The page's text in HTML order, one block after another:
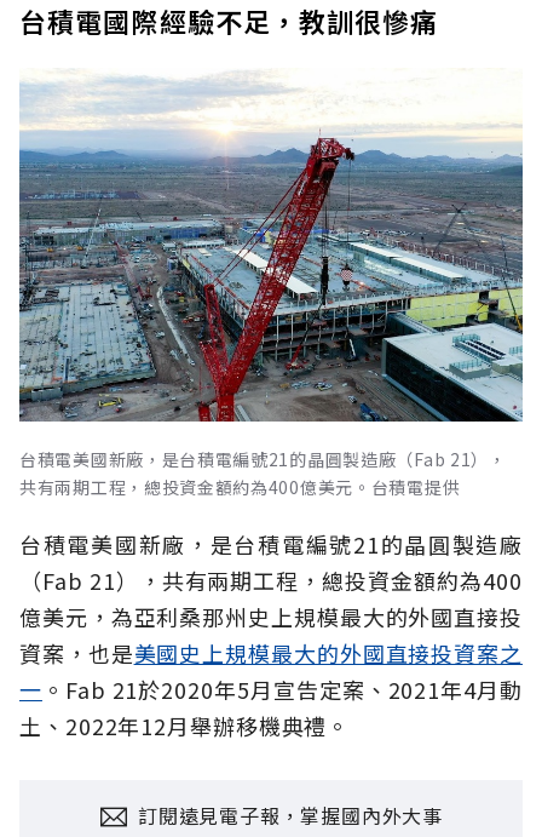
台積電國際經驗不足，教訓很慘痛
台積電美國新廠，是台積電編號21的晶圓製造廠（Fab 21），
共有兩期工程，總投資金額約為400億美元。台積電提供
台積電美國新廠，是台積電編號21的晶圓製造廠
（Fab 21），共有兩期工程，總投資金額約為400
億美元，為亞利桑那州史上規模最大的外國直接投
資案，也是美國史上規模最大的外國直接投資案之
一 。Fab 21於2020年5月宣告定案、2021年4月動
土、2022年12月舉辦移機典禮。
訂閱遠見電子報，掌握國內外大事